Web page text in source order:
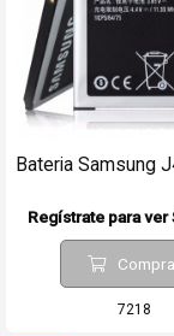
Bateria Samsung
Regístrate para
7218